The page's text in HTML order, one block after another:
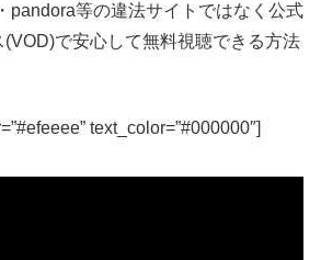
pandora等の違法サイトではなく公式
で安心して無料視聴できる方法
text_color=”#000000″]